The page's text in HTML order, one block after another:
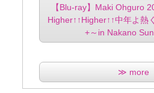
【Blu-ray】Maki Ohguro
Higher↑↑Higher↑↑中年よ熱
+～in Nakano
≫ more